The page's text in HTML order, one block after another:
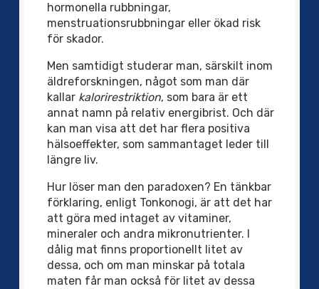
hormonella rubbningar,
menstruationsrubbningar eller ökad risk
för skador.
Men samtidigt studerar man, särskilt inom
äldreforskningen, något som man där
kallar kalorirestriktion, som bara är ett
annat namn på relativ energibrist. Och där
kan man visa att det har flera positiva
hälsoeffekter, som sammantaget leder till
längre liv.
Hur löser man den paradoxen? En tänkbar
förklaring, enligt Tonkonogi, är att det har
att göra med intaget av vitaminer,
mineraler och andra mikronutrienter. I
dålig mat finns proportionellt litet av
dessa, och om man minskar på totala
maten får man också för litet av dessa